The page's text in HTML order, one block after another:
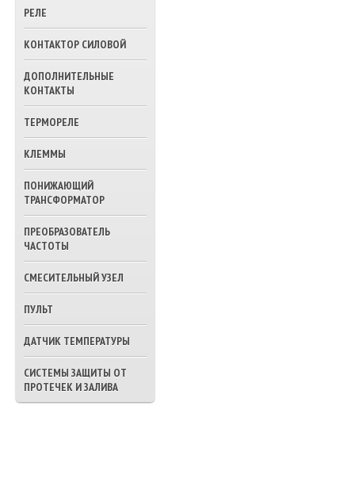
РЕЛЕ
КОНТАКТОР СИЛОВОЙ
ДОПОЛНИТЕЛЬНЫЕ
КОНТАКТЫ
ТЕРМОРЕЛЕ
КЛЕММЫ
ПОНИЖАЮЩИЙ
ТРАНСФОРМАТОР
ПРЕОБРАЗОВАТЕЛЬ
ЧАСТОТЫ
СМЕСИТЕЛЬНЫЙ УЗЕЛ
ПУЛЬТ
ДАТЧИК ТЕМПЕРАТУРЫ
СИСТЕМЫ ЗАЩИТЫ ОТ
ПРОТЕЧЕК И ЗАЛИВА